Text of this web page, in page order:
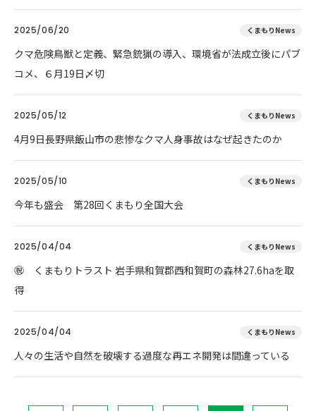
2025/06/20 くまもりNews
クマ危険鳥獣と定義、緊急銃猟の導入、環境省が法成立後にパブ
コメ、６月19日〆切
2025/05/12 くまもりNews
4月9日長野県飯山市の悲惨なクマ人身事故はなぜ起きたのか
2025/05/10 くまもりNews
今年も盛会 第28回くまもり全国大会
2025/04/04 くまもりNews
㊗ くまもりトラスト 岩手県和賀郡西和賀町の森林27.6haを取
得
2025/04/04 くまもりNews
人々の生活や自然を破壊する過度な再エネ開発は間違っている